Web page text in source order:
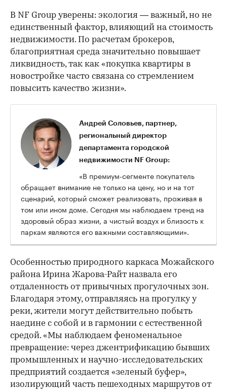
В NF Group уверены: экология — важный, но не
единственный фактор, влияющий на стоимость
недвижимости. По расчетам брокеров,
благоприятная среда значительно повышает
ликвидность, так как «покупка квартиры в
новостройке часто связана со стремлением
повысить качество жизни».
Андрей Соловьев, партнер,
региональный директор
департамента городской
недвижимости NF Group:
«В премиум-сегменте покупатель
обращает внимание не только на цену, но и на тот
сценарий, который сможет реализовать, проживая в
том или ином доме. Сегодня мы наблюдаем тренд на
здоровый образ жизни, а чистый воздух и близость к
паркам являются его важными составляющими».
Особенностью природного каркаса Можайского
района Ирина Жарова-Райт назвала его
отдаленность от привычных прогулочных зон.
Благодаря этому, отправляясь на прогулку у
реки, жители могут действительно побыть
наедине с собой и в гармонии с естественной
средой. «Мы наблюдаем феноменальное
превращение: через джентрификацию бывших
промышленных и научно-исследовательских
предприятий создается «зеленый буфер»,
изолирующий часть пешеходных маршрутов от